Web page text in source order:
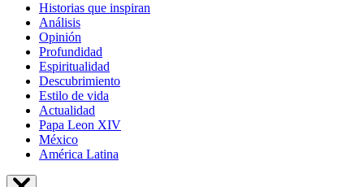
Historias que inspiran
Análisis
Opinión
Profundidad
Espiritualidad
Descubrimiento
Estilo de vida
Actualidad
Papa Leon XIV
México
América Latina